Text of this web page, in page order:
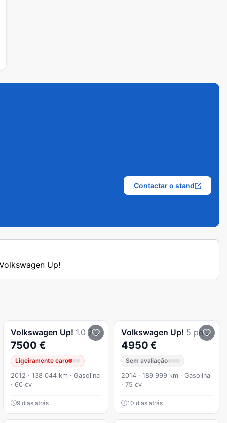
Contactar o stand
Up!
Volkswagen Up! 1.0 75 CV
7500 €
Ligeiramente caro
2012 · 138 044 km · Gasolina
· 60 cv
9 dias atrás
Volkswagen Up! 5 portas
4950 €
Sem avaliação
2014 · 189 999 km · Gasolina
· 75 cv
10 dias atrás